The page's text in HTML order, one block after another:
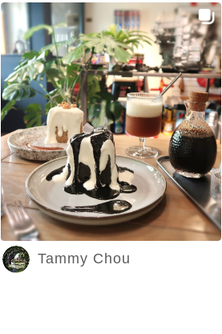
奶茶戚風 蜂蜜焦糖脆脆戚風 蛋糕真～的
每一個都好吃 香濃芝麻搭上蓬鬆的戚風
芝麻好夥伴請點 其中受到最多好評的是蜂
蜜焦糖脆脆戚風 脆脆吃起來是椪糖的味道
戚風本體蜂蜜味 兩者一起搭上海鹽味的奶
油 讓人欲罷不能🫣 絕對是會再訪的地方
Tammy Chou